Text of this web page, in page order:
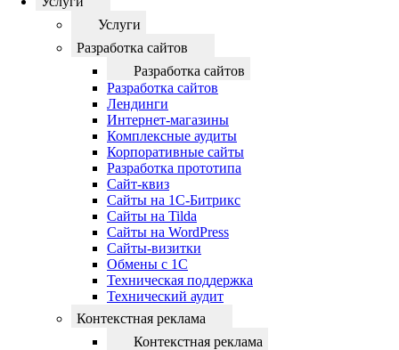
Услуги
Разработка сайтов
Разработка сайтов
Разработка сайтов
Лендинги
Интернет-магазины
Комплексные аудиты
Корпоративные сайты
Разработка прототипа
Сайт-квиз
Сайты на 1С-Битрикс
Сайты на Tilda
Сайты на WordPress
Сайты-визитки
Обмены с 1С
Техническая поддержка
Технический аудит
Контекстная реклама
Контекстная реклама